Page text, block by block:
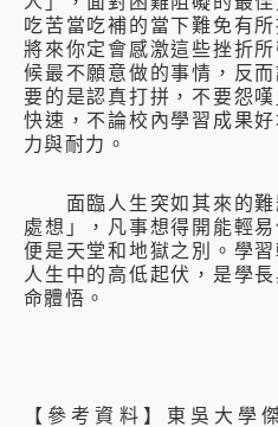
吃苦當吃補的當下難免有
將來你定會感激這些挫折
候最不願意做的事情，反
要的是認真打拼，不要怨
快速，不論校內學習成果
力與耐力。
面臨人生突如其來的難
處想」，凡事想得開能輕
便是天堂和地獄之別。學
人生中的高低起伏，是學
命體悟。
【參考資料】東吳大學